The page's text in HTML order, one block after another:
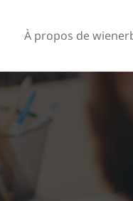
À propos de